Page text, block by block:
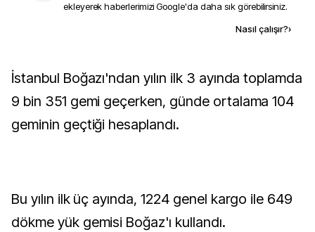
ekleyerek haberlerimizi Google'da daha sık görebilirsiniz.
Nasıl çalışır?›
İstanbul Boğazı'ndan yılın ilk 3 ayında toplamda
9 bin 351 gemi geçerken, günde ortalama 104
geminin geçtiği hesaplandı.
Bu yılın ilk üç ayında, 1224 genel kargo ile 649
dökme yük gemisi Boğaz'ı kullandı.